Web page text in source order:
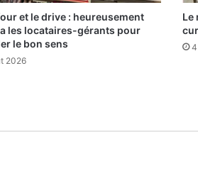
et le drive : heureusement
a les locataires-gérants pour
le bon sens
2026
Le